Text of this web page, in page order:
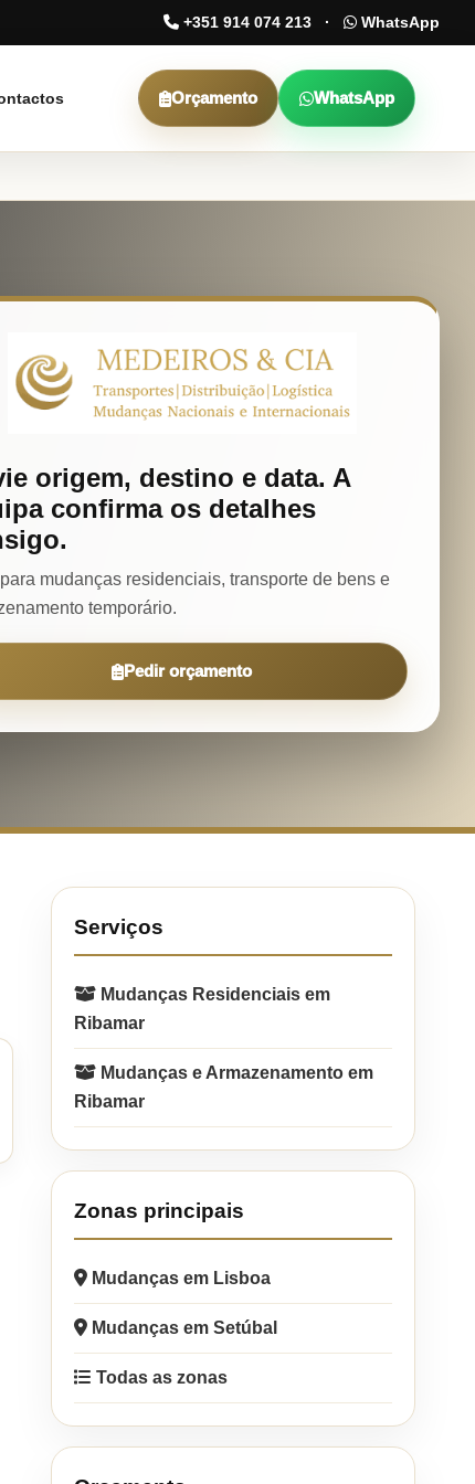
+351 914 074 213 · WhatsApp
Orçamento WhatsApp
origem, destino e data. A
confirma os detalhes
para mudanças residenciais, transporte de bens e
temporário.
Pedir orçamento
Serviços
Mudanças Residenciais em
Ribamar
Mudanças e Armazenamento em
Ribamar
Zonas principais
Mudanças em Lisboa
Mudanças em Setúbal
Todas as zonas